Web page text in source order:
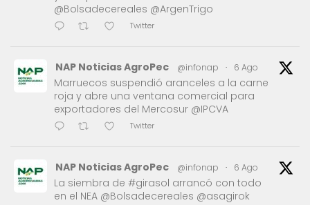
@Bolsadecereales @ArgenTrigo
Twitter
NAP Noticias AgroPec @infonap · 6 Ago
Marruecos suspendió aranceles a la carne
roja y abre una ventana comercial para
exportadores del Mercosur @IPCVA
Twitter
NAP Noticias AgroPec @infonap · 6 Ago
La siembra de #girasol arrancó con todo
en el NEA @Bolsadecereales @asagirok